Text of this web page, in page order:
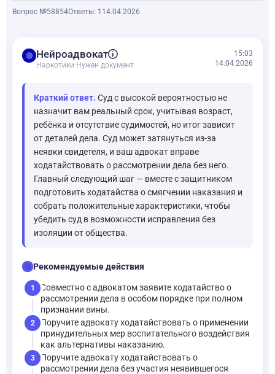
Вопрос №58854Ответы: 1 14.04.2026
balanceНейроадвокат
Наркотики· Нужен документ
15:03
14.04.2026
Краткий ответ. Суд с высокой вероятностью не
назначит вам реальный срок, учитывая возраст,
ребёнка и отсутствие судимостей, но итог зависит
от деталей дела. Суд может затянуться из-за
неявки свидетеля, и ваш адвокат вправе
ходатайствовать о рассмотрении дела без него.
Главный следующий шаг — вместе с защитником
подготовить ходатайства о смягчении наказания и
собрать положительные характеристики, чтобы
убедить суд в возможности исправления без
изоляции от общества.
checklistРекомендуемые действия
1
Совместно с адвокатом заявите ходатайство о
рассмотрении дела в особом порядке при полном
признании вины.
2
Поручите адвокату ходатайствовать о применении
принудительных мер воспитательного воздействия
как альтернативы наказанию.
3
Поручите адвокату ходатайствовать о
рассмотрении дела без участия неявившегося